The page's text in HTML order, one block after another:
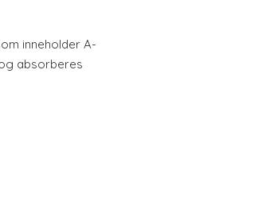
inneholder A-
absorberes